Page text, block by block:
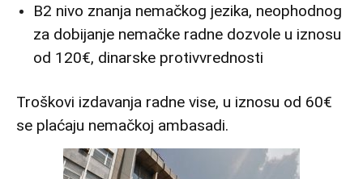
B2 nivo znanja nemačkog jezika, neophodnog
za dobijanje nemačke radne dozvole u iznosu
od 120€, dinarske protivvrednosti
Troškovi izdavanja radne vise, u iznosu od 60€
se plaćaju nemačkoj ambasadi.